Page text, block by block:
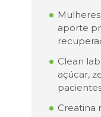
aporte
Clean
açúcar,
Creatina